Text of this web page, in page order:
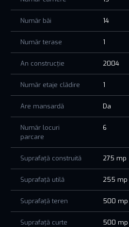
Afacere activă în regim hotelier, cu
reputație locală
Generare de venituri constante în
Preluare imediată, fără investiții
🎯 Potrivit pentru:
Investitori care vor randament rapid
Familii ce doresc un business stabil
📞 Sună acum pentru detalii și
Număr băi 14
Număr terase 1
An construcție 2004
Număr etaje clădire 1
Are mansardă Da
Număr locuri
parcare
6
Suprafață construită 275 mp
Suprafață utilă 255 mp
Suprafață teren 500 mp
Suprafață curte 500 mp